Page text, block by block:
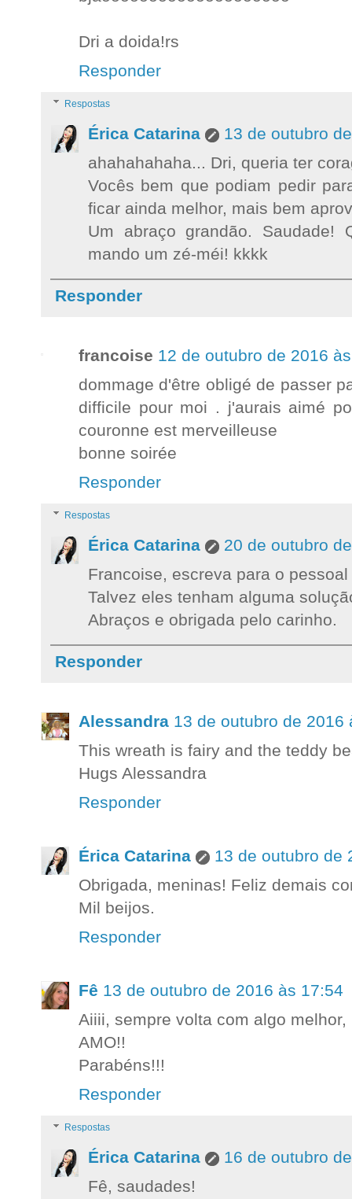
Dri a doida!rs
Responder
Respostas
Érica Catarina
13 de outubro
ahahahahaha... Dri, queria ter
Vocês bem que podiam pedir
ficar ainda melhor, mais bem
Um abraço grandão.
mando um zé-méi! kkkk
Responder
francoise 12 de outubro de 2016
dommage d'être obligé de passer
difficile pour moi . j'aurais aimé
couronne est merveilleuse
bonne soirée
Responder
Respostas
Érica Catarina
20 de outubro
Francoise, escreva para o
Talvez eles tenham alguma
Abraços e obrigada pelo carinho.
Responder
Alessandra 13 de outubro de 2016
This wreath is fairy and the teddy
Hugs Alessandra
Responder
Érica Catarina
13 de outubro de
Obrigada, meninas! Feliz demais
Mil beijos.
Responder
Fê 13 de outubro de 2016 às 17:54
Aiiii, sempre volta com algo
AMO!!
Parabéns!!!
Responder
Respostas
Érica Catarina
16 de outubro
Fê, saudades!